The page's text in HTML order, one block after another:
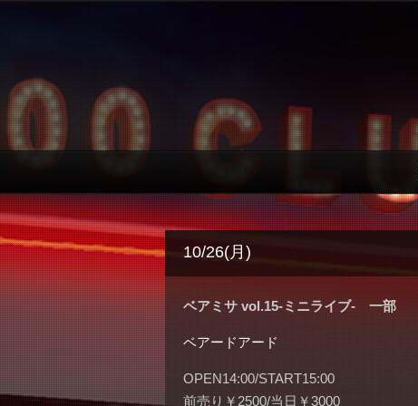
10/26(月)
ベアミサ vol.15-ミニライブ- 一部
ベアードアード
OPEN14:00/START15:00
前売り￥2500/当日￥3000